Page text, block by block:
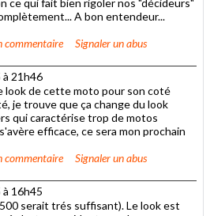
A bon entendeur...
commentaire Signaler un abus
à 21h46
look de cette moto pour son coté
je trouve que ça change du look
qui caractérise trop de motos
efficace, ce sera mon prochain
commentaire Signaler un abus
à 16h45
serait trés suffisant). Le look est